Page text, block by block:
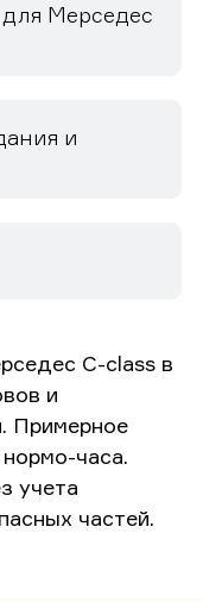
Мерседес
и
C-class в
и
Примерное
часа.
учета
частей.